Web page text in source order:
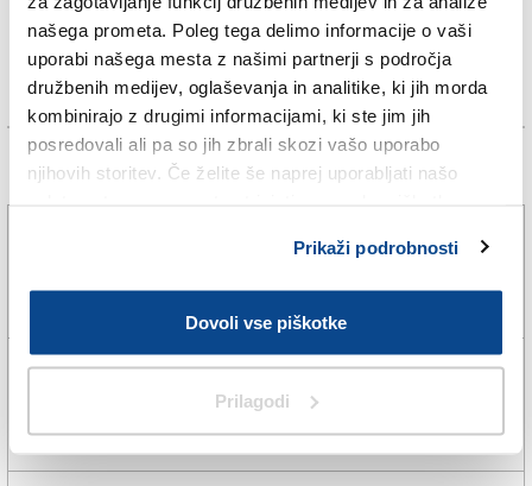
našega prometa. Poleg tega delimo informacije o vaši
uporabi našega mesta z našimi partnerji s področja
družbenih medijev, oglaševanja in analitike, ki jih morda
kombinirajo z drugimi informacijami, ki ste jim jih
posredovali ali pa so jih zbrali skozi vašo uporabo
njihovih storitev. Če želite še naprej uporabljati našo
Prikaži podrobnosti
Dovoli vse piškotke
Prilagodi
Več novic
SPLETNO UREDNIŠTVO |7. avg. 2026 | 8:00
Slovenija in FJK včeraj v primežu močno povečanega